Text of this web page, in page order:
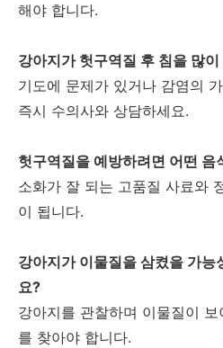
해야 합니다.
강아지가 헛구역질 후 침을 많
기도에 문제가 있거나 감염의
즉시 수의사와 상담하세요.
헛구역질을 예방하려면 어떤 음
소화가 잘 되는 고품질 사료와
이 됩니다.
강아지가 이물질을 삼켰을 가능
요?
강아지를 관찰하며 이물질이
를 찾아야 합니다.